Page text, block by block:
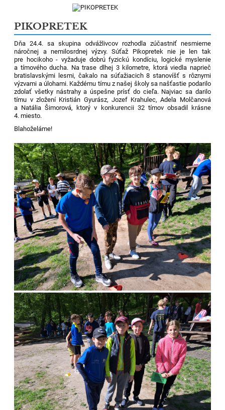
PIKOPRETEK
Dňa 24.4. sa skupina odvážlivcov rozhodla zúčastniť nesmierne
náročnej a nemilosrdnej výzvy. Súťaž Pikopretek nie je len tak
pre hocikoho - vyžaduje dobrú fyzickú kondíciu, logické myslenie
a tímového ducha. Na trase dlhej 3 kilometre, ktorá viedla naprieč
bratislavskými lesmi, čakalo na súťažiacich 8 stanovíšť s rôznymi
výzvami a úlohami. Každému tímu z našej školy sa našťastie podarilo
zdolať všetky nástrahy a úspešne prísť do cieľa. Najviac sa darilo
tímu v zložení Kristián Gyurász, Jozef Krahulec, Adela Molčanová
a Natália Šimorová, ktorý v konkurencii 32 tímov obsadil krásne
4. miesto.
Blahoželáme!